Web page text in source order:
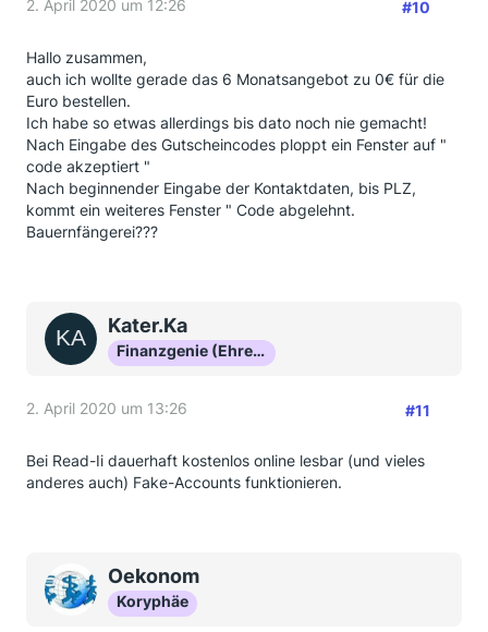
2. April 2020 um 12:26 #10
Hallo zusammen,
auch ich wollte gerade das 6 Monatsangebot zu 0€ für die
Euro bestellen.
Ich habe so etwas allerdings bis dato noch nie gemacht!
Nach Eingabe des Gutscheincodes ploppt ein Fenster auf "
code akzeptiert "
Nach beginnender Eingabe der Kontaktdaten, bis PLZ,
kommt ein weiteres Fenster " Code abgelehnt.
Bauernfängerei???
Kater.Ka
Finanzgenie (Ehrenmitglied)
2. April 2020 um 13:26 #11
Bei Read-Ii dauerhaft kostenlos online lesbar (und vieles
anderes auch) Fake-Accounts funktionieren.
Oekonom
Koryphäe